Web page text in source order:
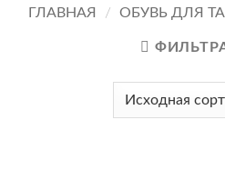
ГЛАВНАЯ / ОБУВЬ ДЛЯ